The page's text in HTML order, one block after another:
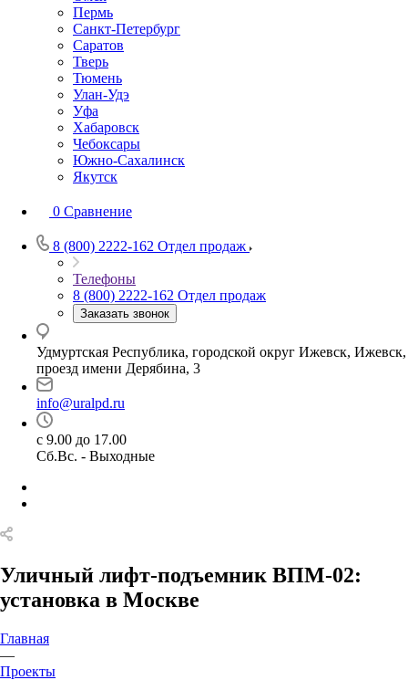
Пермь
Санкт-Петербург
Саратов
Тверь
Тюмень
Улан-Удэ
Уфа
Хабаровск
Чебоксары
Южно-Сахалинск
Якутск
0 Сравнение
8 (800) 2222-162 Отдел продаж
Телефоны
8 (800) 2222-162 Отдел продаж
Заказать звонок
Удмуртская Республика, городской округ Ижевск, Ижевск,
проезд имени Дерябина, 3
info@uralpd.ru
с 9.00 до 17.00
Сб.Вс. - Выходные
Уличный лифт-подъемник ВПМ-02:
установка в Москве
Главная
—
Проекты